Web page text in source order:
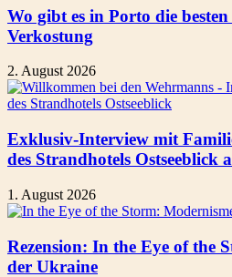
Wo gibt es in Porto die
Verkostung
2. August 2026
Exklusiv-Interview mit
des Strandhotels Ostseeblick
1. August 2026
Rezension: In the Eye of the
der Ukraine